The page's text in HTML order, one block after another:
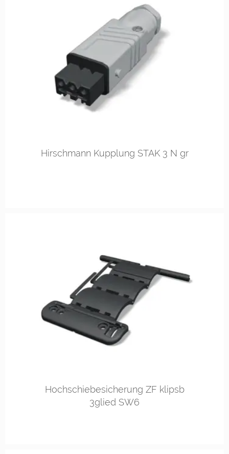
Hirschmann Kupplung STAK 3 N gr
Hochschiebesicherung ZF klipsb
3glied SW6